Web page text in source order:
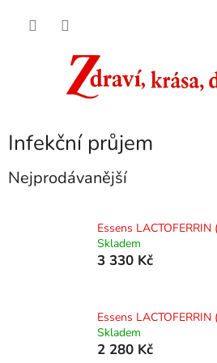
Infekční průjem
Nejprodávanější
Essens
Skladem
3 330 Kč
Essens
Skladem
2 280 Kč